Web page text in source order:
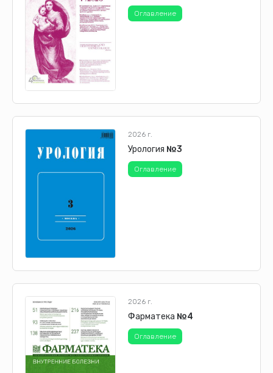
Оглавление
2026 г.
Урология №3
Оглавление
2026 г.
Фарматека №4
Оглавление